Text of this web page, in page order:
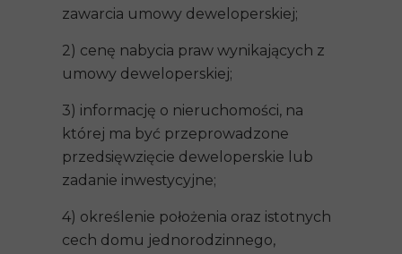
zawarcia umowy deweloperskiej;
2) cenę nabycia praw wynikających z
umowy deweloperskiej;
3) informację o nieruchomości, na
której ma być przeprowadzone
przedsięwzięcie deweloperskie lub
zadanie inwestycyjne;
4) określenie położenia oraz istotnych
cech domu jednorodzinnego,